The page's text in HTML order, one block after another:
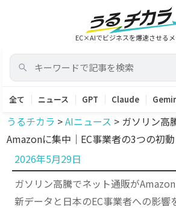
EC×AIでビジネスを爆速させる
全て ニュース GPT Claude
うるチカラ >AIニュース > ガソリン高
Amazonに集中｜EC事業者の3つの初動
ガソリン高騰でネット通販が
新データと日本のEC事業者への影響
投
稿
日:
2026年5月29日